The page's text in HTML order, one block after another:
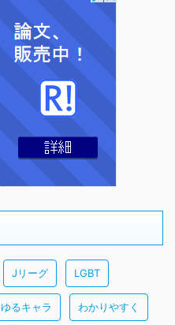
Jリーグ LGBT
ゆるキャラ わかりやすく